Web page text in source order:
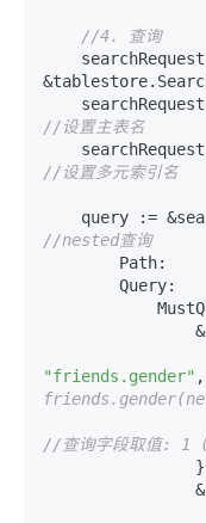
//4. 查询
//设置主表名
//设置多元索引名
//nested查询
"friends.gender"
//查询字段取值: 1